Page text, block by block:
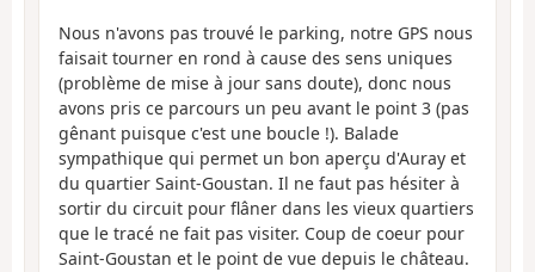
Nous n'avons pas trouvé le parking, notre GPS nous
faisait tourner en rond à cause des sens uniques
(problème de mise à jour sans doute), donc nous
avons pris ce parcours un peu avant le point 3 (pas
gênant puisque c'est une boucle !). Balade
sympathique qui permet un bon aperçu d'Auray et
du quartier Saint-Goustan. Il ne faut pas hésiter à
sortir du circuit pour flâner dans les vieux quartiers
que le tracé ne fait pas visiter. Coup de coeur pour
Saint-Goustan et le point de vue depuis le château.